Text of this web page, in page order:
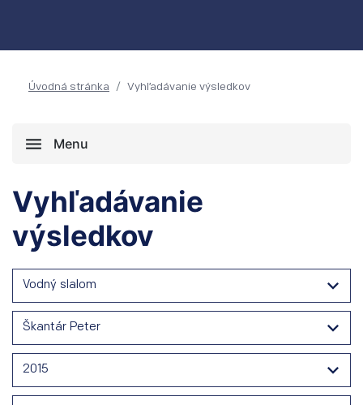
Úvodná stránka Vyhľadávanie výsledkov
Menu
Vyhľadávanie
výsledkov
Vodný slalom
Škantár Peter
2015